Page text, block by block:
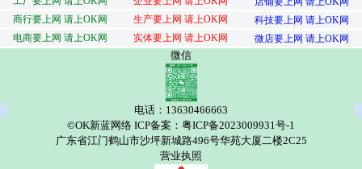
商行要上网 请上OK网
生产要上网 请上OK网
科技要上网 请上OK网
电商要上网 请上OK网
实体要上网 请上OK网 微店要上网 请上OK网
微信
电话：13630466663
©OK新蓝网络 ICP备案：粤ICP备2023009931号-1
广东省江门鹤山市沙坪新城路496号华苑大厦二楼2C25
营业执照